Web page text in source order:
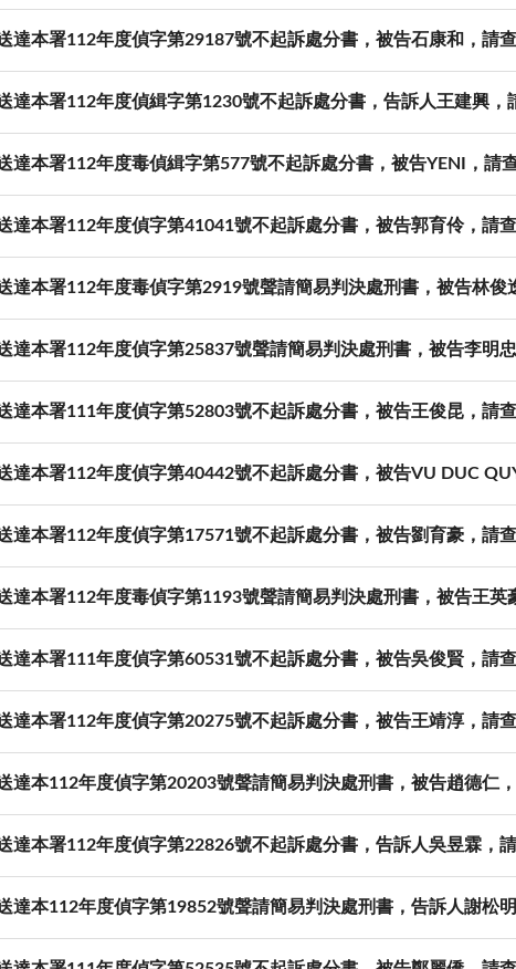
達本署112年度偵字第29187號不起訴處分書，被告石康和，請查
達本署112年度偵緝字第1230號不起訴處分書，告訴人王建興，
達本署112年度毒偵緝字第577號不起訴處分書，被告YENI，請查
達本署112年度偵字第41041號不起訴處分書，被告郭育伶，請查
達本署112年度毒偵字第2919號聲請簡易判決處刑書，被告林俊
達本署112年度偵字第25837號聲請簡易判決處刑書，被告李明忠
達本署111年度偵字第52803號不起訴處分書，被告王俊昆，請查
達本署112年度偵字第40442號不起訴處分書，被告VU DUC
達本署112年度偵字第17571號不起訴處分書，被告劉育豪，請查
達本署112年度毒偵字第1193號聲請簡易判決處刑書，被告王英
達本署111年度偵字第60531號不起訴處分書，被告吳俊賢，請查
達本署112年度偵字第20275號不起訴處分書，被告王靖淳，請查
達本112年度偵字第20203號聲請簡易判決處刑書，被告趙德仁，
達本署112年度偵字第22826號不起訴處分書，告訴人吳昱霖，請
達本112年度偵字第19852號聲請簡易判決處刑書，告訴人謝松明